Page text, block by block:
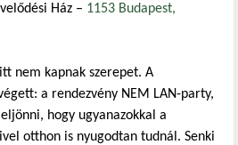
Ház – 1153 Budapest,
nem kapnak szerepet. A
a rendezvény NEM LAN-party,
hogy ugyanazokkal a
otthon is nyugodtan tudnál. Senki